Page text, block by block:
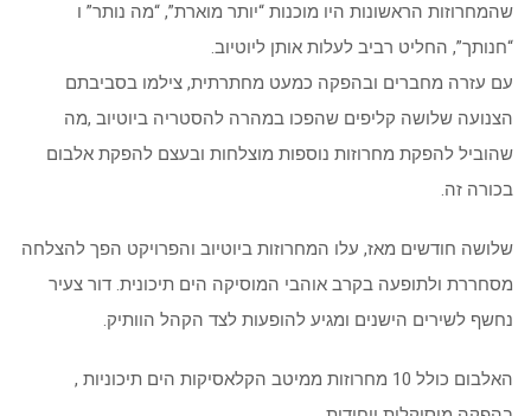
שהמחרוזות הראשונות היו מוכנות “יותר מוארת”, “מה נותר” ו
“חנותך”, החליט רביב לעלות אותן ליוטיוב.
עם עזרה מחברים ובהפקה כמעט מחתרתית, צילמו בסביבתם
הצנועה שלושה קליפים שהפכו במהרה להסטריה ביוטיוב ,מה
שהוביל להפקת מחרוזות נוספות מוצלחות ובעצם להפקת אלבום
בכורה זה.
שלושה חודשים מאז, עלו המחרוזות ביוטיוב והפרויקט הפך להצלחה
מסחררת ולתופעה בקרב אוהבי המוסיקה הים תיכונית. דור צעיר
נחשף לשירים הישנים ומגיע להופעות לצד הקהל הוותיק.
האלבום כולל 10 מחרוזות ממיטב הקלאסיקות הים תיכוניות ,